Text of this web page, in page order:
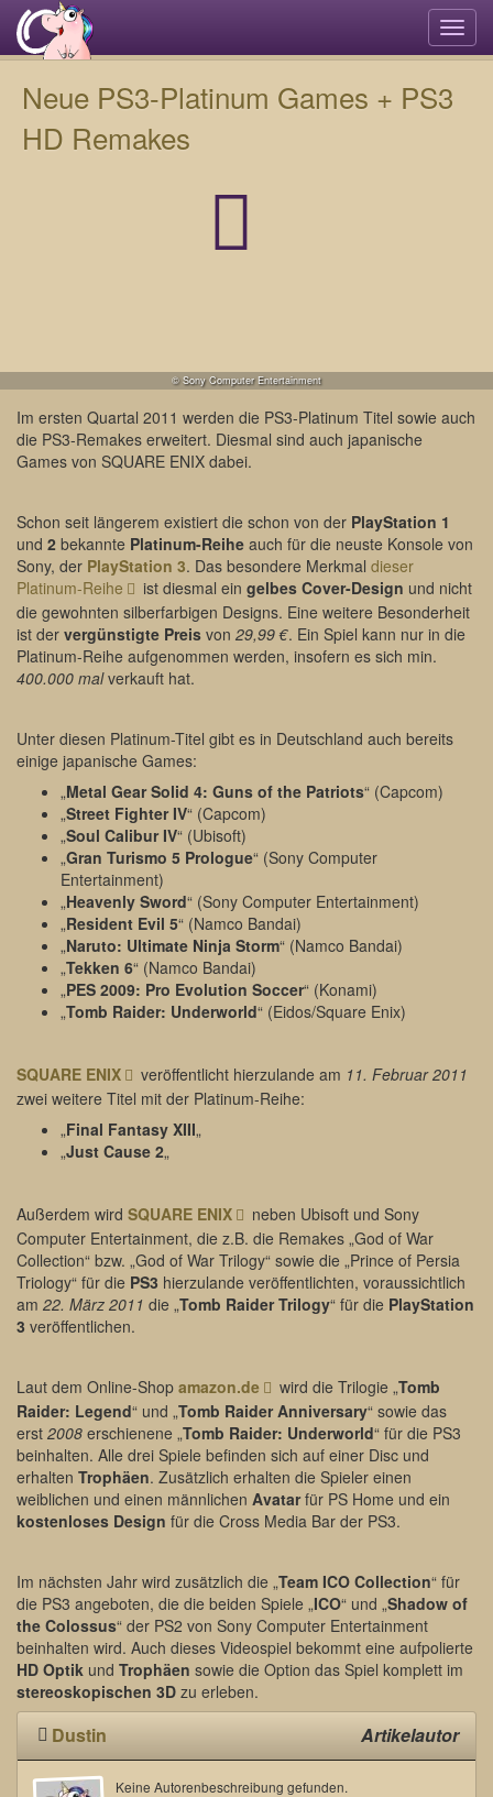
Neue PS3-Platinum Games + PS3
HD Remakes
© Sony Computer Entertainment
Im ersten Quartal 2011 werden die PS3-Platinum Titel sowie auch
die PS3-Remakes erweitert. Diesmal sind auch japanische
Games von SQUARE ENIX dabei.
Schon seit längerem existiert die schon von der PlayStation 1
und 2 bekannte Platinum-Reihe auch für die neuste Konsole von
Sony, der PlayStation 3. Das besondere Merkmal dieser
Platinum-Reihe
ist diesmal ein gelbes Cover-Design und nicht
die gewohnten silberfarbigen Designs. Eine weitere Besonderheit
ist der vergünstigte Preis von 29,99 €. Ein Spiel kann nur in die
Platinum-Reihe aufgenommen werden, insofern es sich min.
400.000 malverkauft hat.
Unter diesen Platinum-Titel gibt es in Deutschland auch bereits
einige japanische Games:
„Metal Gear Solid 4: Guns of the Patriots“ (Capcom)
„Street Fighter IV“ (Capcom)
„Soul Calibur IV“ (Ubisoft)
„Gran Turismo 5 Prologue“ (Sony Computer
Entertainment)
„Heavenly Sword“ (Sony Computer Entertainment)
„Resident Evil 5“ (Namco Bandai)
„Naruto: Ultimate Ninja Storm“ (Namco Bandai)
„Tekken 6“ (Namco Bandai)
„PES 2009: Pro Evolution Soccer“ (Konami)
„Tomb Raider: Underworld“ (Eidos/Square Enix)
SQUARE ENIX veröffentlicht hierzulande am 11. Februar 2011
zwei weitere Titel mit der Platinum-Reihe:
„Final Fantasy XIII„
„Just Cause 2„
Außerdem wird SQUARE ENIX
neben Ubisoft und Sony
Computer Entertainment, die z.B. die Remakes „God of War
Collection“ bzw. „God of War Trilogy“ sowie die „Prince of Persia
Triology“ für die PS3 hierzulande veröffentlichten, voraussichtlich
am 22. März 2011 die „Tomb Raider Trilogy“ für die PlayStation
3 veröffentlichen.
Laut dem Online-Shop amazon.de wird die Trilogie „Tomb
Raider: Legend“ und „Tomb Raider Anniversary“ sowie das
erst 2008 erschienene „Tomb Raider: Underworld“ für die PS3
beinhalten. Alle drei Spiele befinden sich auf einer Disc und
erhalten Trophäen. Zusätzlich erhalten die Spieler einen
weiblichen und einen männlichen Avatarfür PS Home und ein
kostenloses Design für die Cross Media Bar der PS3.
Im nächsten Jahr wird zusätzlich die „Team ICO Collection“ für
die PS3 angeboten, die die beiden Spiele „ICO“ und „Shadow of
the Colossus“ der PS2 von Sony Computer Entertainment
beinhalten wird. Auch dieses Videospiel bekommt eine aufpolierte
HD Optik und Trophäen sowie die Option das Spiel komplett im
stereoskopischen 3D zu erleben.
Dustin Artikelautor
Keine Autorenbeschreibung gefunden.